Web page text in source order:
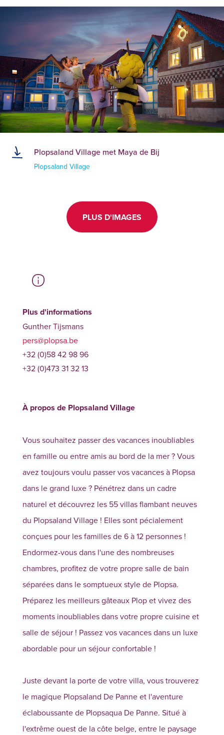
Plopsaland Village met Maya de Bij
Plopsaland Village
PLUS D'IMAGES
Plus d'informations
Gunther Tijsmans
pers@plopsa.be
+32 (0)58 42 98 96
+32 (0)473 31 32 13
À propos de Plopsaland Village
Vous souhaitez passer des vacances inoubliables
en famille ou entre amis au bord de la mer ? Vous
avez toujours voulu passer vos vacances à Plopsa
dans le grand luxe ? Pénétrez dans un cadre
naturel et découvrez les 55 villas flambant neuves
du Plopsaland Village ! Elles sont pécialement
conçues pour les familles de 6 à 12 personnes !
Endormez-vous dans l'une des nombreuses
chambres, profitez de votre propre salle de bain
séparées dans le somptueux style de Plopsa.
Préparez les meilleurs gâteaux Plop et vivez des
moments inoubliables dans votre propre cuisine et
salle de séjour ! Passez vos vacances dans un luxe
abordable pour un séjour confortable !
Juste devant la porte de votre villa, vous trouverez
le magique Plopsaland De Panne et l'aventure
éclaboussante de Plopsaqua De Panne. Situé à
l'extrême ouest de la côte belge, entre le paysage